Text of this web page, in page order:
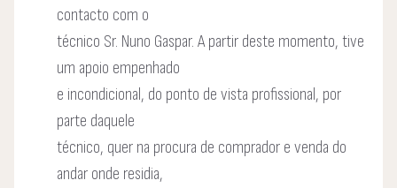
contacto com o
técnico Sr. Nuno Gaspar. A partir deste momento, tive
um apoio empenhado
e incondicional, do ponto de vista profissional, por
parte daquele
técnico, quer na procura de comprador e venda do
andar onde residia,